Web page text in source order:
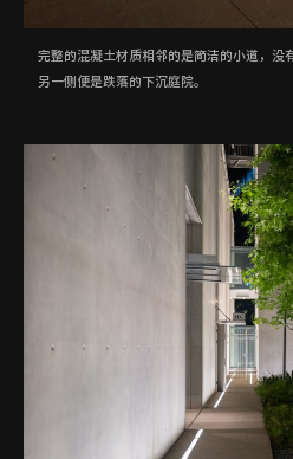
完整的混凝土材质相邻的是简洁的小道，没
另一侧便是跌落的下沉庭院。